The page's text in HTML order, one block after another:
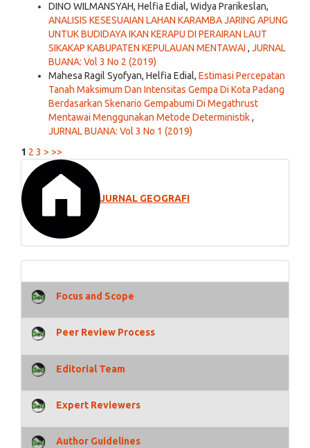
DINO WILMANSYAH, Helfia Edial, Widya Prarikeslan,
ANALISIS KESESUAIAN LAHAN KARAMBA JARING APUNG
UNTUK BUDIDAYA IKAN KERAPU DI PERAIRAN LAUT
SIKAKAP KABUPATEN KEPULAUAN MENTAWAI , JURNAL
BUANA: Vol 3 No 2 (2019)
Mahesa Ragil Syofyan, Helfia Edial, Estimasi Percepatan
Tanah Maksimum Dan Intensitas Gempa Di Kota Padang
Berdasarkan Skenario Gempabumi Di Megathrust
Mentawai Menggunakan Metode Deterministik,
JURNAL BUANA: Vol 3 No 1 (2019)
1 2 3 > >>
JURNAL GEOGRAFI
Focus and Scope
Peer Review Process
Editorial Team
Expert Reviewers
Author Guidelines